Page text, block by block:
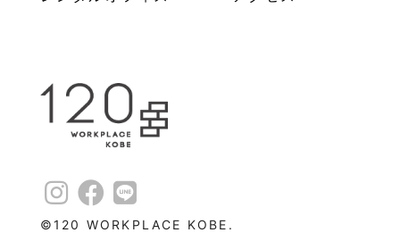
©︎120 WORKPLACE KOBE.